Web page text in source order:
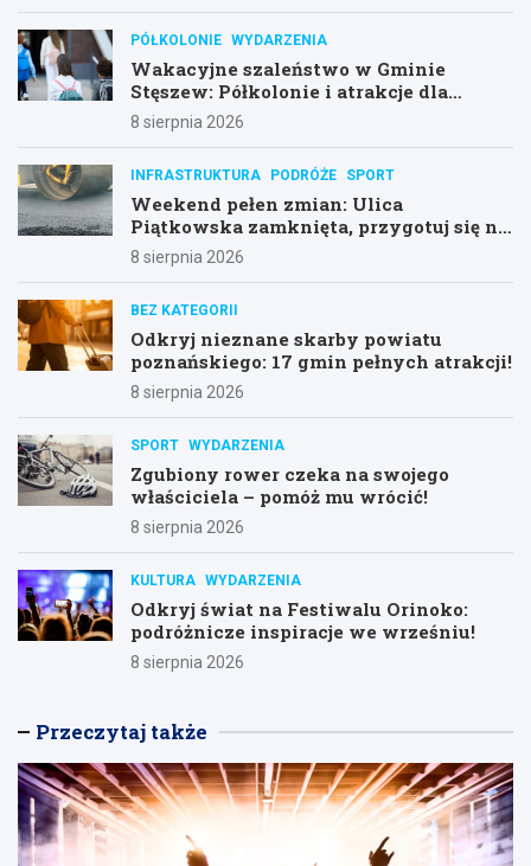
PÓŁKOLONIE WYDARZENIA
Wakacyjne szaleństwo w Gminie
Stęszew: Półkolonie i atrakcje dla
dzieci!
8 sierpnia 2026
INFRASTRUKTURA PODRÓŻE SPORT
Weekend pełen zmian: Ulica
Piątkowska zamknięta, przygotuj się na
objazdy!
8 sierpnia 2026
BEZ KATEGORII
Odkryj nieznane skarby powiatu
poznańskiego: 17 gmin pełnych atrakcji!
8 sierpnia 2026
SPORT WYDARZENIA
Zgubiony rower czeka na swojego
właściciela – pomóż mu wrócić!
8 sierpnia 2026
KULTURA WYDARZENIA
Odkryj świat na Festiwalu Orinoko:
podróżnicze inspiracje we wrześniu!
8 sierpnia 2026
Przeczytaj także